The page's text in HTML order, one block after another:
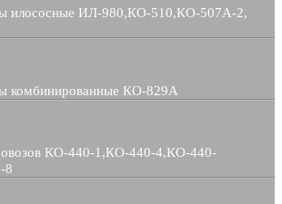
илососные ИЛ-980,КО-510,КО-507А-2,
комбинированные КО-829А
КО-440-1,КО-440-4,КО-440-
8